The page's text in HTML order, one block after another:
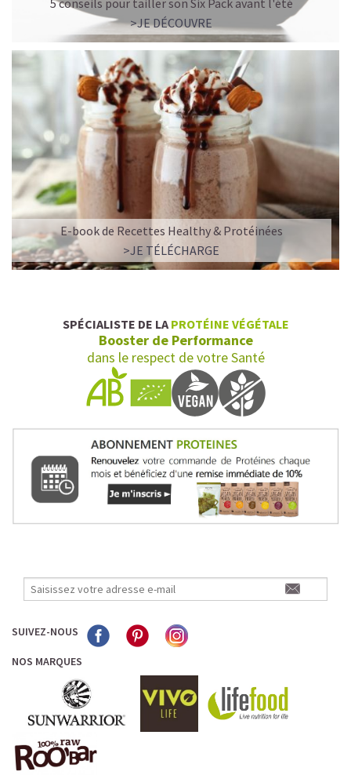
5 conseils pour tailler son Six Pack avant l'été
>JE DÉCOUVRE
E-book de Recettes Healthy & Protéinées
>JE TÉLÉCHARGE
SPÉCIALISTE DE LA PROTÉINE VÉGÉTALE
Booster de Performance
dans le respect de votre Santé
SUIVEZ-NOUS
NOS MARQUES